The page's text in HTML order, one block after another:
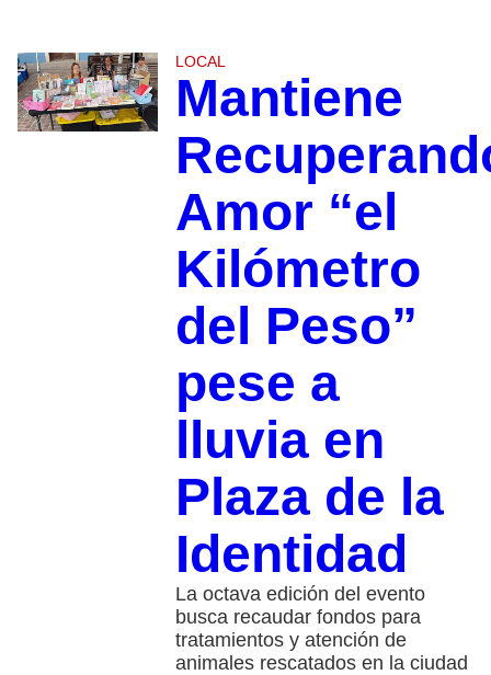
LOCAL
Mantiene
Amor “el
Kilómetro
del Peso”
pese a
lluvia en
Plaza de la
Identidad
La octava edición del evento
busca recaudar fondos para
tratamientos y atención de
animales rescatados en la ciudad